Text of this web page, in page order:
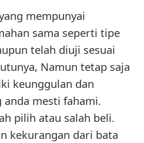
mempunyai
sama seperti tipe
telah diuji sesuai
Namun tetap saja
keunggulan dan
mesti fahami.
pilih atau salah beli.
kekurangan dari bata